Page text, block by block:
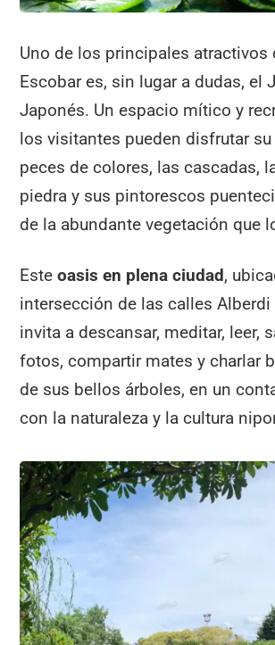
Uno de los principales atractivos
Escobar es, sin lugar a dudas, el
Japonés. Un espacio mítico y
los visitantes pueden disfrutar
peces de colores, las cascadas,
piedra y sus pintorescos
de la abundante vegetación que
Esteoasis en plena ciudad,
intersección de las calles Alberdi
invita a descansar, meditar, leer,
fotos, compartir mates y charlar
de sus bellos árboles, en un
con la naturaleza y la cultura